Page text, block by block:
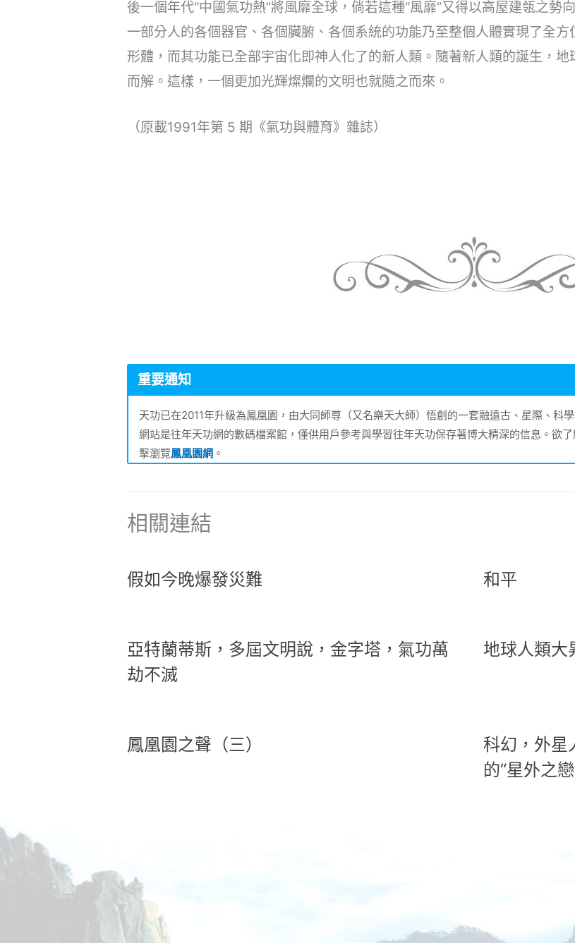
後一個年代“中國氣功熱”將風靡全球，倘若這種“風靡”又得以高屋建瓴之勢
一部分人的各個器官、各個臟腑、各個系統的功能乃至整個人體實現了全
形體，而其功能已全部宇宙化即神人化了的新人類。隨著新人類的誕生，
而解。這樣，一個更加光輝燦爛的文明也就隨之而來。
（原載1991年第 5 期《氣功與體育》雜誌）
重要通知
天功已在2011年升級為鳳凰園，由大同師尊（又名樂天大師）悟創的一套融遠古、星際、科
網站是往年天功網的數碼檔案館，僅供用戶參考與學習往年天功保存著博大精深的信息。欲
擊瀏覽鳳凰園網 。
相關連結
假如今晚爆發災難 和平
亞特蘭蒂斯，多屆文明說，金字塔，氣功萬
劫不滅
地球人類大
鳳凰園之聲（三）
科幻，外星
的“星外之戀